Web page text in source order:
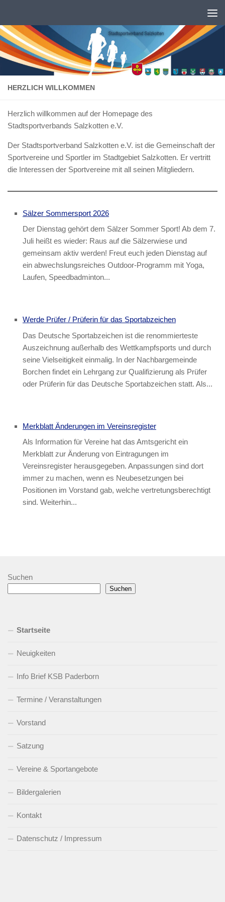
HERZLICH WILLKOMMEN
Herzlich willkommen auf der Homepage des
Stadtsportverbands Salzkotten e.V.
Der Stadtsportverband Salzkotten e.V. ist die Gemeinschaft der
Sportvereine und Sportler im Stadtgebiet Salzkotten. Er vertritt
die Interessen der Sportvereine mit all seinen Mitgliedern.
Sälzer Sommersport 2026
Der Dienstag gehört dem Sälzer Sommer Sport! Ab dem 7.
Juli heißt es wieder: Raus auf die Sälzerwiese und
gemeinsam aktiv werden! Freut euch jeden Dienstag auf
ein abwechslungsreiches Outdoor-Programm mit Yoga,
Laufen, Speedbadminton...
Werde Prüfer / Prüferin für das Sportabzeichen
Das Deutsche Sportabzeichen ist die renommierteste
Auszeichnung außerhalb des Wettkampfsports und durch
seine Vielseitigkeit einmalig. In der Nachbargemeinde
Borchen findet ein Lehrgang zur Qualifizierung als Prüfer
oder Prüferin für das Deutsche Sportabzeichen statt. Als...
Merkblatt Änderungen im Vereinsregister
Als Information für Vereine hat das Amtsgericht ein
Merkblatt zur Änderung von Eintragungen im
Vereinsregister herausgegeben. Anpassungen sind dort
immer zu machen, wenn es Neubesetzungen bei
Positionen im Vorstand gab, welche vertretungsberechtigt
sind. Weiterhin...
Suchen
Suchen
Startseite
Neuigkeiten
Info Brief KSB Paderborn
Termine / Veranstaltungen
Vorstand
Satzung
Vereine & Sportangebote
Bildergalerien
Kontakt
Datenschutz / Impressum